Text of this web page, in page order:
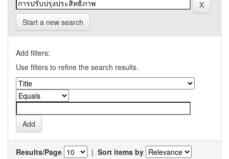
Start a new search
Add filters:
Use filters to refine the search results.
Results/Page | Sort items by